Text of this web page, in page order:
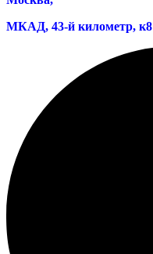
МКАД, 43-й километр, к8